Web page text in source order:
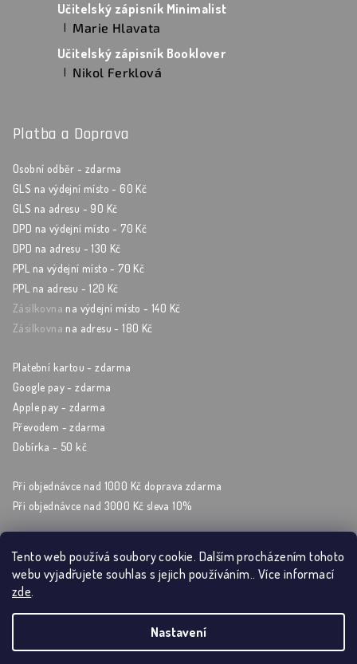
Tento web používá soubory cookie. Dalším procházením tohoto
webu vyjadřujete souhlas s jejich používáním.. Více informací
zde.
Nastavení
Učitelský zápisník Minimalist
Hodnocení produktu je 5 z 5 hvězdiček.
| Marie Hlavata
Učitelský zápisník Booklover
Hodnocení produktu je 5 z 5 hvězdiček.
| Nikol Ferklová
Platba a Doprava
Osobní odběr - zdarma
GLS na výdejní místo - 60 Kč
GLS na adresu - 90 Kč
DPD na výdejní místo - 70 Kč
DPD na adresu - 130 Kč
PPL na výdejní místo - 70 Kč
PPL na adresu - 120 Kč
Zásilkovna na výdejní místo - 140 Kč
Zásilkovna na adresu - 180 Kč
Platební kartou - zdarma
Google pay - zdarma
Apple pay - zdarma
Převodem - zdarma
Dobírka - 50 kč
Při objednávce nad 1000 Kč doprava zdarma
Při objednávce nad 3000 Kč sleva 10%
Sleduj nás na sockách